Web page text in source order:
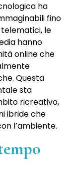
ha
fino
le
hanno
online che
Questa
sta
ricreativo,
ibride che
l’ambiente.